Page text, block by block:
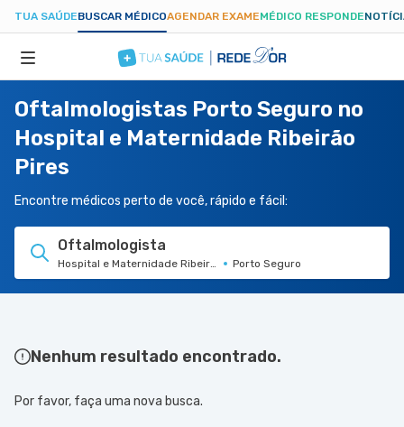
TUA SAÚDEBUSCAR MÉDICOAGENDAR EXAMEMÉDICO RESPONDE
ESPECIALIDADES
HOSPITAIS
TUASAUDE.COM
Oftalmologistas Porto Seguro no
Hospital e Maternidade Ribeirão
Pires
Encontre médicos perto de você, rápido e fácil:
Oftalmologista
Hospital e Maternidade Ribeirão PiresPorto Seguro
Nenhum resultado encontrado.
Por favor, faça uma nova busca.